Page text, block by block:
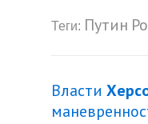
Теги: Путин
Власти